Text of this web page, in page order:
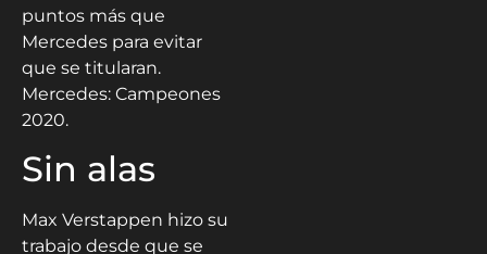
ber
1,
202
0
trabajo que hacer y no
pudo: conseguir 34
puntos más que
Mercedes para evitar